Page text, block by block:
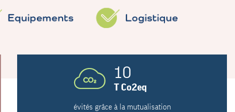
10
T Co2eq
évités grâce à la mutualisation